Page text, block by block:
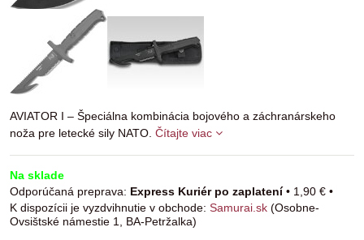
AVIATOR I – Špeciálna kombinácia bojového a záchranárskeho
noža pre letecké sily NATO. Čítajte viac
Na sklade
Express Kuriér po zaplatení• 1,90 € •
Samurai.sk (Osobne-
Ovsištské námestie 1, BA-Petržalka)